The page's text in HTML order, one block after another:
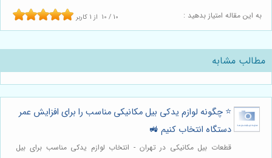
به این مقاله امتیاز بدهید : 10 / 10 از 1 کاربر
مطالب مشابه
⭐️ چگونه لوازم یدکی بیل مکانیکی مناسب را برای افزایش عمر
دستگاه انتخاب کنیم 🚜
قطعات بیل مکانیکی در تهران - انتخاب لوازم یدکی مناسب برای بیل